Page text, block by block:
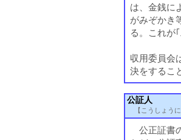
は、金銭に
がみぞかき
る。これが
収用委員会
決をするこ
公証人
【こうしょう
公正証書